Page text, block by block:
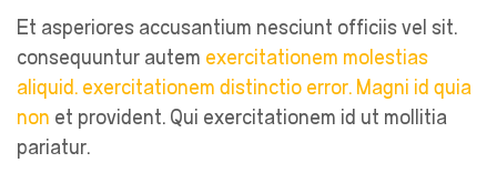
Et asperiores accusantium nesciunt officiis vel sit.
consequuntur autem exercitationem molestias
aliquid. exercitationem distinctio error. Magni id quia
non et provident. Qui exercitationem id ut mollitia
pariatur.